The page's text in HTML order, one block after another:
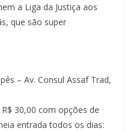
a Liga da Justiça aos
que são super
– Av. Consul Assaf Trad,
30,00 com opções de
entrada todos os dias: